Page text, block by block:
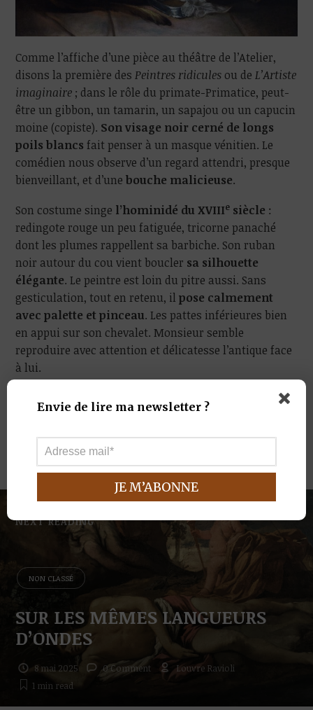
Comme l’affiche d’une pièce au théâtre de l’Atelier,
disons la première des Peintres ridicules ou deL’Artiste
imaginaire ; dans le rôle du primate-Primatice, peut-
être un gibbon, un tamarin, un sapajou ou un capucin
moine (copiste). Son visage noir cerné de longs
poils blancs fait penser à un masque vénitien. Le
comédien nous observe d’un regard attendri, presque
bienveillant, et d’unebouche malicieuse.
Son costume singe l’hominidé du XVIIIe siècle :
redingote rouge un peu fatiguée, tricorne panaché
dont les plumes rappellent sa barbiche. Son ruban
noir autour du cou vient boucler sa silhouette
élégante. Le peintre est loin du pitre aussi. Sans
gesticulation, tout en retenu, ilpose calmement
avec palette et pinceau. Les pattes inférieures bien
en appui sur son chevalet. Monsieur semble
reproduire avec attention et délicatesse l’antique face
à lui.
Magazine, lecture accessible à tous
NEXT READING
NON CLASSÉ
SUR LES MÊMES LANGUEURS
D’ONDES
8 mai 2025 0 Comment
Louvre Ravioli
1 minread
Envie de lire ma newsletter ?